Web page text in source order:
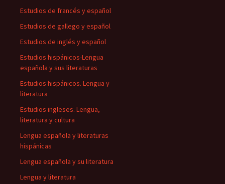
Estudios de francés y español
Estudios de gallego y español
Estudios de inglés y español
Estudios hispánicos-Lengua
española y sus literaturas
Estudios hispánicos. Lengua y
literatura
Estudios ingleses. Lengua,
literatura y cultura
Lengua española y literaturas
hispánicas
Lengua española y su literatura
Lengua y literatura